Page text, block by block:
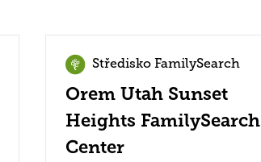
Středisko FamilySearch
Orem Utah Sunset
Heights FamilySearch
Center